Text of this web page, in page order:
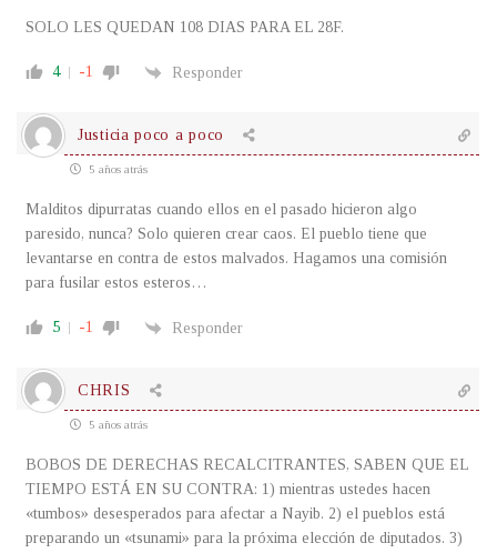
SOLO LES QUEDAN 108 DIAS PARA EL 28F.
4 -1 Responder
Justicia poco a poco
5 años atrás
Malditos dipurratas cuando ellos en el pasado hicieron algo
paresido, nunca? Solo quieren crear caos. El pueblo tiene que
levantarse en contra de estos malvados. Hagamos una comisión
para fusilar estos esteros…
5 -1 Responder
CHRIS
5 años atrás
BOBOS DE DERECHAS RECALCITRANTES, SABEN QUE EL
TIEMPO ESTÁ EN SU CONTRA: 1) mientras ustedes hacen
«tumbos» desesperados para afectar a Nayib. 2) el pueblos está
preparando un «tsunami» para la próxima elección de diputados. 3)